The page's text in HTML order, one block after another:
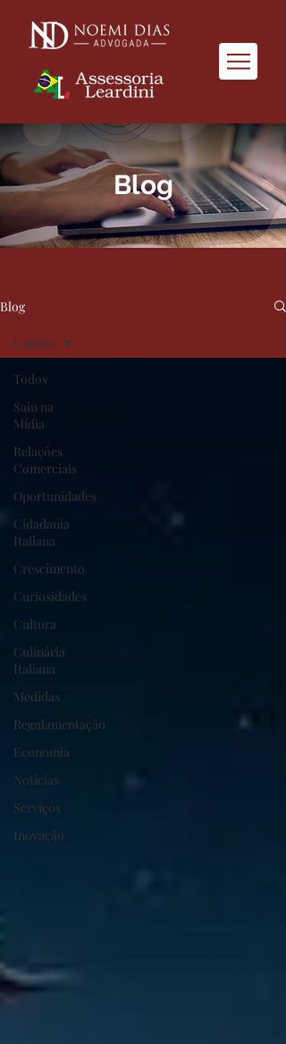
Blog
Blog
Todos
Saiu na
Mídia
Relações
Comerciais
Oportunidades
Cidadania
Italiana
Crescimento
Curiosidades
Cultura
Culinária
Italiana
Medidas
Regulamentação
Economia
Notícias
Serviços
Inovação
Cultura